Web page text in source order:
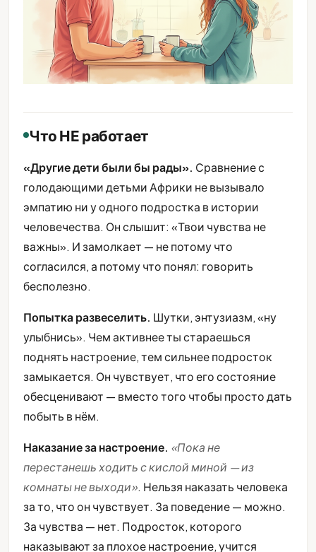
Что НЕ работает
«Другие дети были бы рады». Сравнение с
голодающими детьми Африки не вызывало
эмпатию ни у одного подростка в истории
человечества. Он слышит: «Твои чувства не
важны». И замолкает — не потому что
согласился, а потому что понял: говорить
бесполезно.
Попытка развеселить. Шутки, энтузиазм, «ну
улыбнись». Чем активнее ты стараешься
поднять настроение, тем сильнее подросток
замыкается. Он чувствует, что его состояние
обесценивают — вместо того чтобы просто дать
побыть в нём.
Наказание за настроение. «Пока не
перестанешь ходить с кислой миной — из
комнаты не выходи». Нельзя наказать человека
за то, что он чувствует. За поведение — можно.
За чувства — нет. Подросток, которого
наказывают за плохое настроение, учится